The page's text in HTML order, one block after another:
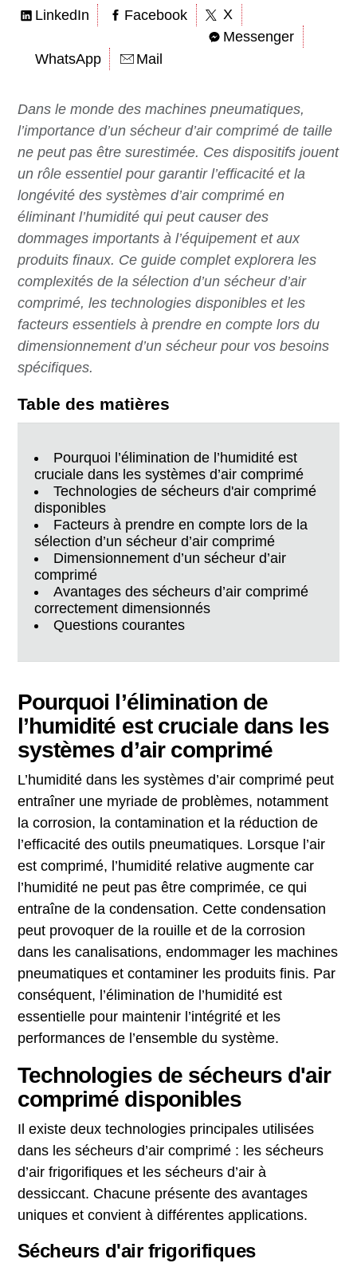
LinkedIn
Facebook
X
Messenger
WhatsApp
Mail
Dans le monde des machines pneumatiques,
l’importance d’un sécheur d’air comprimé de taille
ne peut pas être surestimée. Ces dispositifs jouent
un rôle essentiel pour garantir l’efficacité et la
longévité des systèmes d’air comprimé en
éliminant l’humidité qui peut causer des
dommages importants à l’équipement et aux
produits finaux. Ce guide complet explorera les
complexités de la sélection d’un sécheur d’air
comprimé, les technologies disponibles et les
facteurs essentiels à prendre en compte lors du
dimensionnement d’un sécheur pour vos besoins
spécifiques.
Table des matières
Pourquoi l’élimination de l’humidité est
cruciale dans les systèmes d’air comprimé
Technologies de sécheurs d'air comprimé
disponibles
Facteurs à prendre en compte lors de la
sélection d’un sécheur d’air comprimé
Dimensionnement d’un sécheur d’air
comprimé
Avantages des sécheurs d’air comprimé
correctement dimensionnés
Questions courantes
Pourquoi l’élimination de
l’humidité est cruciale dans les
systèmes d’air comprimé
L’humidité dans les systèmes d’air comprimé peut
entraîner une myriade de problèmes, notamment
la corrosion, la contamination et la réduction de
l’efficacité des outils pneumatiques. Lorsque l’air
est comprimé, l’humidité relative augmente car
l’humidité ne peut pas être comprimée, ce qui
entraîne de la condensation. Cette condensation
peut provoquer de la rouille et de la corrosion
dans les canalisations, endommager les machines
pneumatiques et contaminer les produits finis. Par
conséquent, l’élimination de l’humidité est
essentielle pour maintenir l’intégrité et les
performances de l’ensemble du système.
Technologies de sécheurs d'air
comprimé disponibles
Il existe deux technologies principales utilisées
dans les sécheurs d’air comprimé : les sécheurs
d’air frigorifiques et les sécheurs d’air à
dessiccant. Chacune présente des avantages
uniques et convient à différentes applications.
Sécheurs d'air frigorifiques